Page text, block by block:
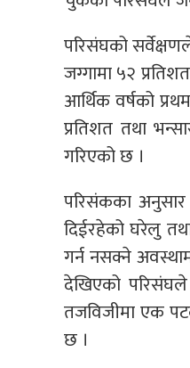
परिसंघको
जग्गामा ५२
आर्थिक वर्षको
प्रतिशत तथा
गरिएको छ ।
परिसंकका अनुसार
दिईरहेको घरेलु
गर्न नसक्ने
देखिएको
तजविजीमा एक
छ ।